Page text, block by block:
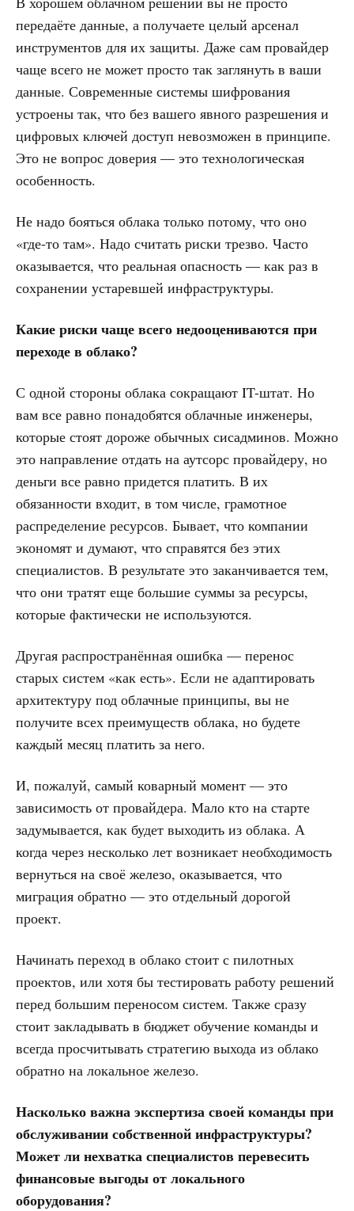
передаёте данные, а получаете целый арсенал
инструментов для их защиты. Даже сам провайдер
чаще всего не может просто так заглянуть в ваши
данные. Современные системы шифрования
устроены так, что без вашего явного разрешения и
цифровых ключей доступ невозможен в принципе.
Это не вопрос доверия — это технологическая
особенность.
Не надо бояться облака только потому, что оно
«где-то там». Надо считать риски трезво. Часто
оказывается, что реальная опасность — как раз в
сохранении устаревшей инфраструктуры.
Какие риски чаще всего недооцениваются при
переходе в облако?
С одной стороны облака сокращают IT-штат. Но
вам все равно понадобятся облачные инженеры,
которые стоят дороже обычных сисадминов. Можно
это направление отдать на аутсорс провайдеру, но
деньги все равно придется платить. В их
обязанности входит, в том числе, грамотное
распределение ресурсов. Бывает, что компании
экономят и думают, что справятся без этих
специалистов. В результате это заканчивается тем,
что они тратят еще большие суммы за ресурсы,
которые фактически не используются.
Другая распространённая ошибка — перенос
старых систем «как есть». Если не адаптировать
архитектуру под облачные принципы, вы не
получите всех преимуществ облака, но будете
каждый месяц платить за него.
И, пожалуй, самый коварный момент — это
зависимость от провайдера. Мало кто на старте
задумывается, как будет выходить из облака. А
когда через несколько лет возникает необходимость
вернуться на своё железо, оказывается, что
миграция обратно — это отдельный дорогой
проект.
Начинать переход в облако стоит с пилотных
проектов, или хотя бы тестировать работу решений
перед большим переносом систем. Также сразу
стоит закладывать в бюджет обучение команды и
всегда просчитывать стратегию выхода из облако
обратно на локальное железо.
Насколько важна экспертиза своей команды при
обслуживании собственной инфраструктуры?
Может ли нехватка специалистов перевесить
финансовые выгоды от локального
оборудования?